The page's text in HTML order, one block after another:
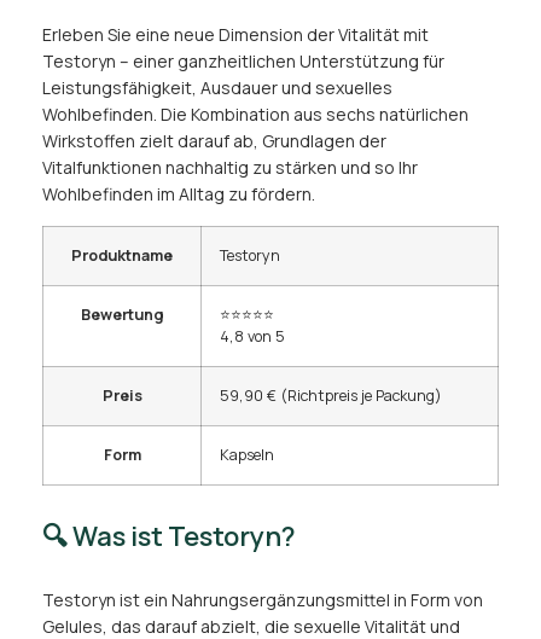
Erleben Sie eine neue Dimension der Vitalität mit
Testoryn – einer ganzheitlichen Unterstützung für
Leistungsfähigkeit, Ausdauer und sexuelles
Wohlbefinden. Die Kombination aus sechs natürlichen
Wirkstoffen zielt darauf ab, Grundlagen der
Vitalfunktionen nachhaltig zu stärken und so Ihr
Wohlbefinden im Alltag zu fördern.
Produktname Testoryn
Bewertung
⭐⭐⭐⭐⭐
4,8 von 5
Preis 59,90 € (Richtpreis je Packung)
Form Kapseln
🔍 Was ist Testoryn?
Testoryn ist ein Nahrungsergänzungsmittel in Form von
Gelules, das darauf abzielt, die sexuelle Vitalität und